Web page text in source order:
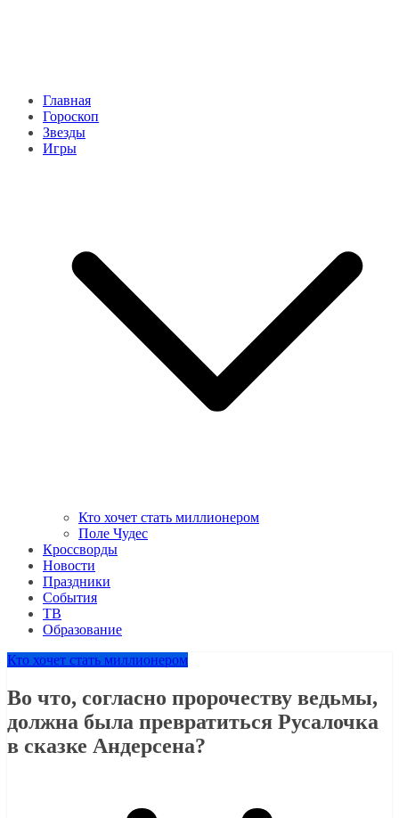
Главная
Гороскоп
Звезды
Игры
Кто хочет стать миллионером
Поле Чудес
Кроссворды
Новости
Праздники
События
ТВ
Образование
Кто хочет стать миллионером
Во что, согласно пророчеству ведьмы,
должна была превратиться Русалочка
в сказке Андерсена?